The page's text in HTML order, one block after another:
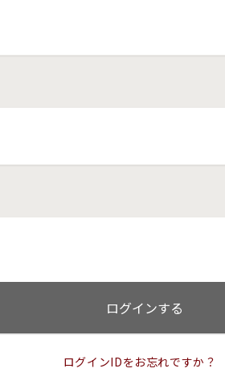
ログインする
ログインIDをお忘れですか？